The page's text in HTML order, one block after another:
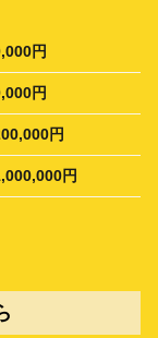
円
円
円
円